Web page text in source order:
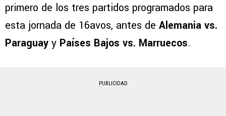
primero de los tres partidos programados para
esta jornada de 16avos, antes de Alemania vs.
Paraguay y Países Bajos vs. Marruecos.
PUBLICIDAD